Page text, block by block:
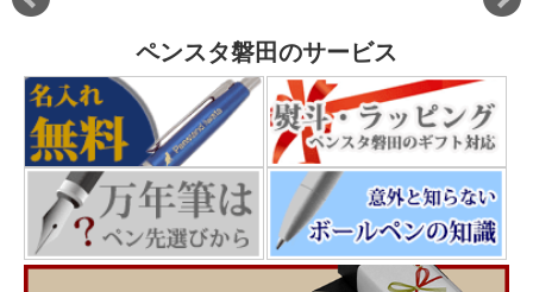
ペンスタ磐田のサービス